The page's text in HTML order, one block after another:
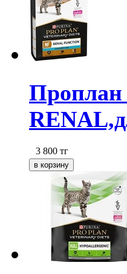
Проплан
3 800 тг